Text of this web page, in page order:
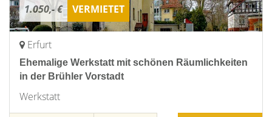
1.050,- € VERMIETET
Erfurt
Ehemalige Werkstatt mit schönen Räumlichkeiten
in der Brühler Vorstadt
Werkstatt